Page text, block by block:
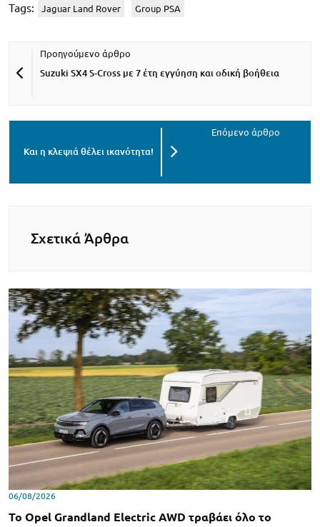
Tags: Jaguar Land Rover Group PSA
Suzuki SX4 S-Cross με 7 έτη εγγύηση και οδική βοήθεια
Και η κλεψιά θέλει ικανότητα!
Σχετικά Άρθρα
06/08/2026
Το Opel Grandland Electric AWD τραβάει όλο το